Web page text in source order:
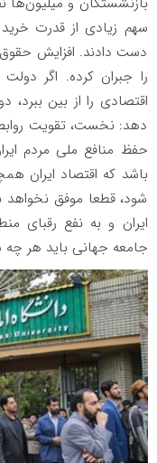
دست دادند. افزایش
اقتصادی را از بین ببرد،
دهد: نخست، تقویت
حفظ منافع ملی مردم
باشد که اقتصاد ایران
شود، قطعا موفق
ایران و به نفع رقبای
جامعه جهانی باید هر چه